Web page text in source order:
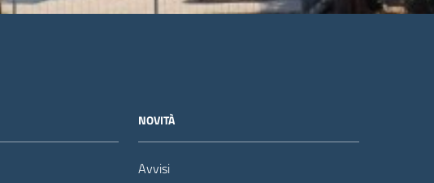
NOVITÀ
Avvisi